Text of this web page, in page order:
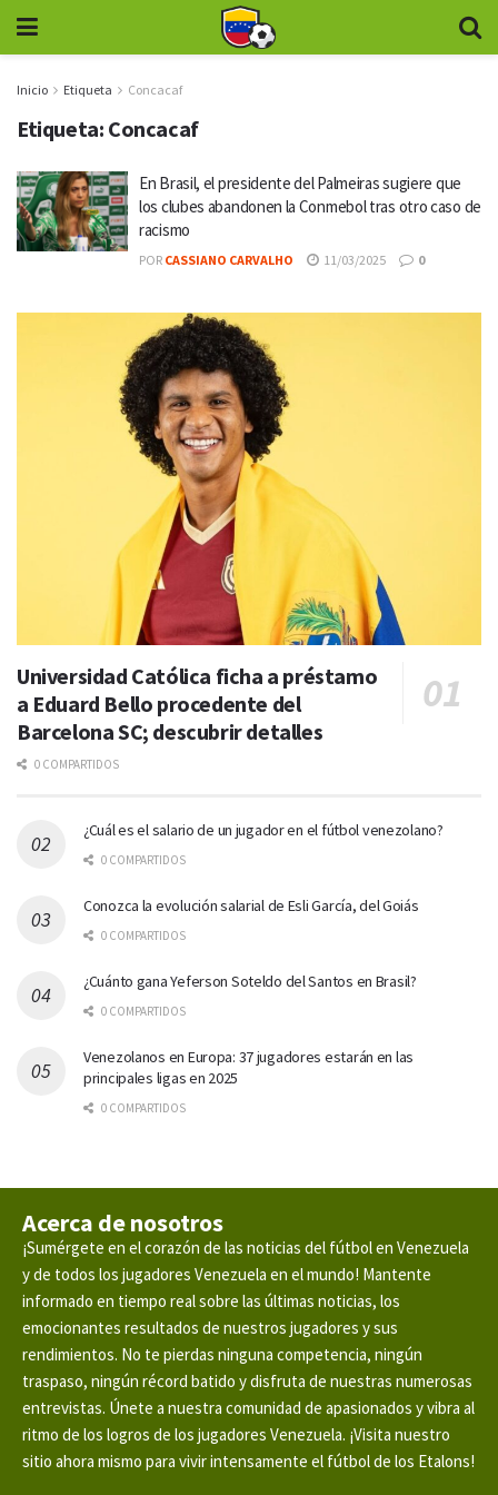
Inicio Etiqueta Concacaf
Etiqueta: Concacaf
En Brasil, el presidente del Palmeiras sugiere que
los clubes abandonen la Conmebol tras otro caso de
racismo
POR CASSIANO CARVALHO 11/03/2025 0
Universidad Católica ficha a préstamo
a Eduard Bello procedente del
Barcelona SC; descubrir detalles
0 COMPARTIDOS
¿Cuál es el salario de un jugador en el fútbol venezolano?
0 COMPARTIDOS
Conozca la evolución salarial de Esli García, del Goiás
0 COMPARTIDOS
¿Cuánto gana Yeferson Soteldo del Santos en Brasil?
0 COMPARTIDOS
Venezolanos en Europa: 37 jugadores estarán en las
principales ligas en 2025
0 COMPARTIDOS
Acerca de nosotros
¡Sumérgete en el corazón de las noticias del fútbol en Venezuela
y de todos los jugadores Venezuela en el mundo! Mantente
informado en tiempo real sobre las últimas noticias, los
emocionantes resultados de nuestros jugadores y sus
rendimientos. No te pierdas ninguna competencia, ningún
traspaso, ningún récord batido y disfruta de nuestras numerosas
entrevistas. Únete a nuestra comunidad de apasionados y vibra al
ritmo de los logros de los jugadores Venezuela. ¡Visita nuestro
sitio ahora mismo para vivir intensamente el fútbol de los Etalons!